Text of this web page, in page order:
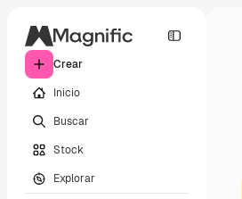
Crear
Inicio
Buscar
Stock
Explorar